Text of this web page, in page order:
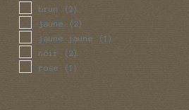
brun (2)
jaune (2)
jaune jaune (1)
noir (2)
rose (1)